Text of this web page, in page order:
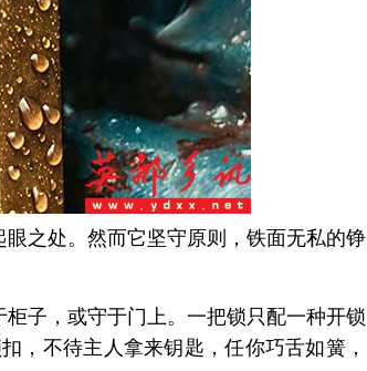
之处。然而它坚守原则，铁面无私的铮
子，或守于门上。一把锁只配一种开锁
，不待主人拿来钥匙，任你巧舌如簧，